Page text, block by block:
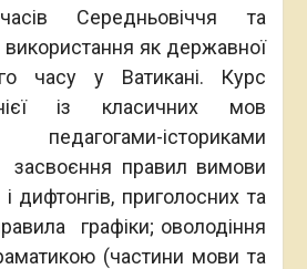
Середньовіччя та
як державної
часу у Ватикані. Курс
із класичних мов
істориками
правил вимови
дифтонгів, приголосних та
графіки; оволодіння
(частини мови та